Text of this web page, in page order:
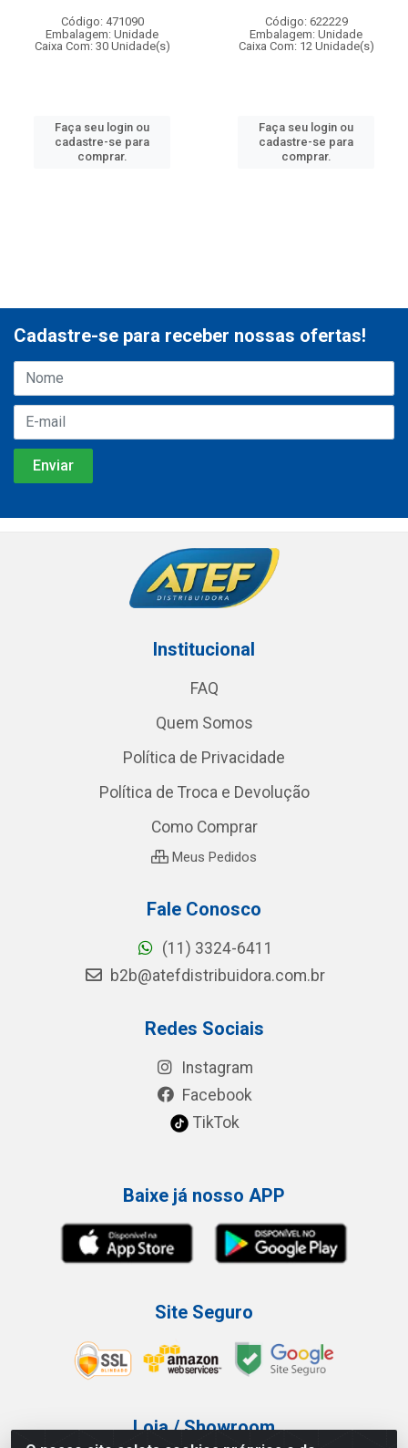
Código: 471090
Embalagem: Unidade
Caixa Com: 30 Unidade(s)
Faça seu login ou
cadastre-se para
comprar.
Código: 622229
Embalagem: Unidade
Caixa Com: 12 Unidade(s)
Faça seu login ou
cadastre-se para
comprar.
Cadastre-se para receber nossas ofertas!
Institucional
FAQ
Quem Somos
Política de Privacidade
Política de Troca e Devolução
Como Comprar
Meus Pedidos
Fale Conosco
(11) 3324-6411
b2b@atefdistribuidora.com.br
Redes Sociais
Instagram
Facebook
TikTok
Baixe já nosso APP
Site Seguro
Loja / Showroom